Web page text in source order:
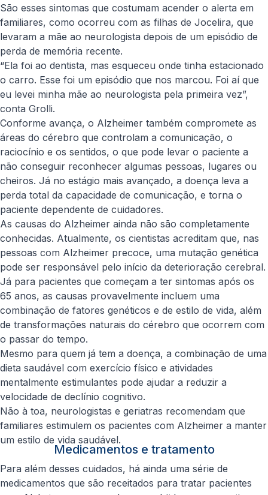
São esses sintomas que costumam acender o alerta em
familiares, como ocorreu com as filhas de Jocelira, que
levaram a mãe ao neurologista depois de um episódio de
perda de memória recente.
“Ela foi ao dentista, mas esqueceu onde tinha estacionado
o carro. Esse foi um episódio que nos marcou. Foi aí que
eu levei minha mãe ao neurologista pela primeira vez”,
conta Grolli.
Conforme avança, o Alzheimer também compromete as
áreas do cérebro que controlam a comunicação, o
raciocínio e os sentidos, o que pode levar o paciente a
não conseguir reconhecer algumas pessoas, lugares ou
cheiros. Já no estágio mais avançado, a doença leva a
perda total da capacidade de comunicação, e torna o
paciente dependente de cuidadores.
As causas do Alzheimer ainda não são completamente
conhecidas. Atualmente, os cientistas acreditam que, nas
pessoas com Alzheimer precoce, uma mutação genética
pode ser responsável pelo início da deterioração cerebral.
Já para pacientes que começam a ter sintomas após os
65 anos, as causas provavelmente incluem uma
combinação de fatores genéticos e de estilo de vida, além
de transformações naturais do cérebro que ocorrem com
o passar do tempo.
Mesmo para quem já tem a doença, a combinação de uma
dieta saudável com exercício físico e atividades
mentalmente estimulantes pode ajudar a reduzir a
velocidade de declínio cognitivo.
Não à toa, neurologistas e geriatras recomendam que
familiares estimulem os pacientes com Alzheimer a manter
um estilo de vida saudável.
Medicamentos e tratamento
Para além desses cuidados, há ainda uma série de
medicamentos que são receitados para tratar pacientes